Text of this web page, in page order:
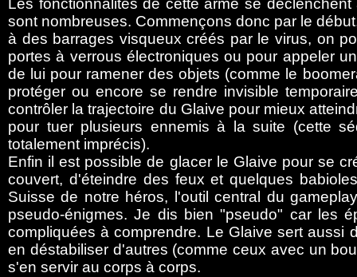
Les fonctionnalités de cette arme se
sont nombreuses. Commençons donc par le
à des barrages visqueux créés par le virus, on
portes à verrous électroniques ou pour appeler
de lui pour ramener des objets (comme le
protéger ou encore se rendre invisible
contrôler la trajectoire du Glaive pour mieux
pour tuer plusieurs ennemis à la suite (cette
totalement imprécis).
Enfin il est possible de glacer le Glaive pour se
couvert, d'éteindre des feux et quelques
Suisse de notre héros, l'outil central du
pseudo-énigmes. Je dis bien "pseudo" car les
compliquées à comprendre. Le Glaive sert aussi
en déstabiliser d'autres (comme ceux avec un
s'en servir au corps à corps.